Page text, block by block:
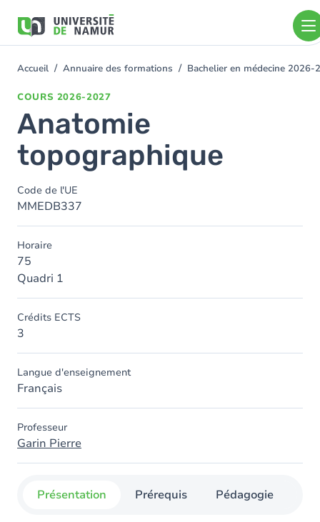
contenu
You
Accueil Annuaire des formations Bachelier en médecine 2026-
COURS 2026-2027
Anatomie
topographique
Code de l'UE
MMEDB337
Horaire
75
Quadri 1
Crédits ECTS
3
Langue d'enseignement
Français
Professeur
Garin Pierre
Présentation Prérequis Pédagogie